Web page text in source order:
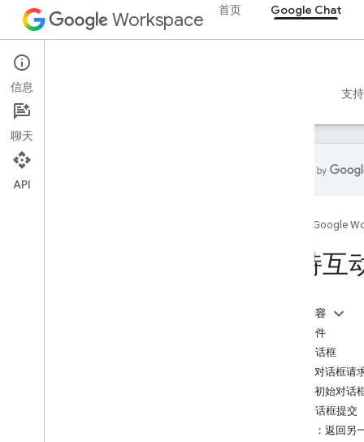
Workspace 首页 Google Chat
Google Chat
概览 支持
Google
支持
本页内容
前提条件
打开对话框
触发对话框请
打开初始对话
处理对话框提交
可选：返回另
信息
聊天
API